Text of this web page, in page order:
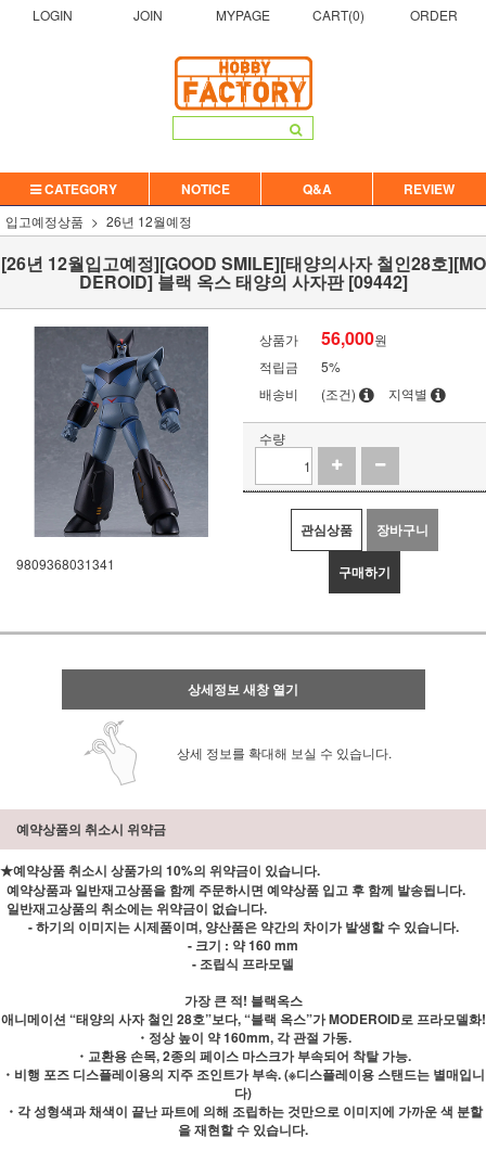
LOGIN JOIN MYPAGE CART(0) ORDER
CATEGORY NOTICE Q&A REVIEW
입고예정상품 26년 12월예정
[26년 12월입고예정][GOOD SMILE][태양의사자 철인28호][MO
DEROID] 블랙 옥스 태양의 사자판 [09442]
9809368031341
상품가 56,000원
적립금
5%
배송비
(조건) 지역별
수량
관심상품 장바구니
구매하기
상세정보 새창 열기
상세 정보를 확대해 보실 수 있습니다.
예약상품의 취소시 위약금
★예약상품 취소시 상품가의 10%의 위약금이 있습니다.
예약상품과 일반재고상품을 함께 주문하시면 예약상품 입고 후 함께 발송됩니다.
일반재고상품의 취소에는 위약금이 없습니다.
- 하기의 이미지는 시제품이며, 양산품은 약간의 차이가 발생할 수 있습니다.
- 크기 : 약 160 mm
- 조립식 프라모델
가장 큰 적! 블랙옥스
애니메이션 “태양의 사자 철인 28호”보다, “블랙 옥스”가 MODEROID로 프라모델화!
・정상 높이 약 160mm, 각 관절 가동.
・교환용 손목, 2종의 페이스 마스크가 부속되어 착탈 가능.
・비행 포즈 디스플레이용의 지주 조인트가 부속. (※디스플레이용 스탠드는 별매입니
다)
・각 성형색과 채색이 끝난 파트에 의해 조립하는 것만으로 이미지에 가까운 색 분할
을 재현할 수 있습니다.